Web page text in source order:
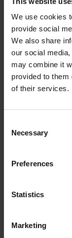
We use cookies
provide social
We also share
our social
may combine it
provided to them
of their services.
Selection
Necessary
Preferences
Statistics
Marketing
feinsinnige Shaping-
des
Die Serie ist neben
mit satten,
Schaumschalen und
Level. Voll gefüttert.